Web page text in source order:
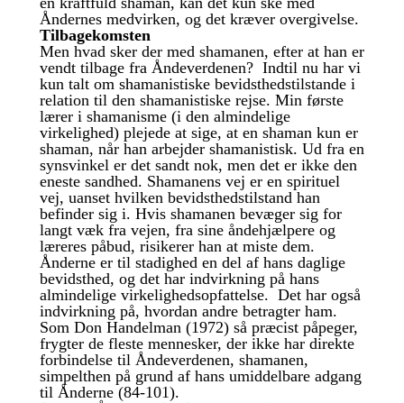
Åndernes medvirken, og det kræver overgivelse.
Tilbagekomsten
Men hvad sker der med shamanen, efter at han er
vendt tilbage fra Åndeverdenen? Indtil nu har vi
kun talt om shamanistiske bevidsthedstilstande i
relation til den shamanistiske rejse. Min første
lærer i shamanisme (i den almindelige
virkelighed) plejede at sige, at en shaman kun er
shaman, når han arbejder shamanistisk. Ud fra en
synsvinkel er det sandt nok, men det er ikke den
eneste sandhed. Shamanens vej er en spirituel
vej, uanset hvilken bevidsthedstilstand han
befinder sig i. Hvis shamanen bevæger sig for
langt væk fra vejen, fra sine åndehjælpere og
læreres påbud, risikerer han at miste dem.
Ånderne er til stadighed en del af hans daglige
bevidsthed, og det har indvirkning på hans
almindelige virkelighedsopfattelse. Det har også
indvirkning på, hvordan andre betragter ham.
Som Don Handelman (1972) så præcist påpeger,
frygter de fleste mennesker, der ikke har direkte
forbindelse til Åndeverdenen, shamanen,
simpelthen på grund af hans umiddelbare adgang
til Ånderne (84-101).